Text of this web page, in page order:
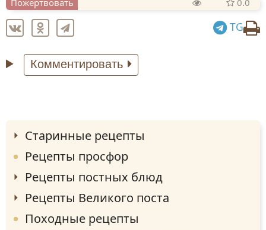
Пожертвовать 0.0
TG
Комментировать
Старинные рецепты
Рецепты просфор
Рецепты постных блюд
Рецепты Великого поста
Походные рецепты